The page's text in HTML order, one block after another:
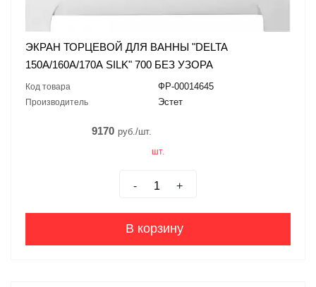
ЭКРАН ТОРЦЕВОЙ ДЛЯ ВАННЫ "DELTA
150А/160А/170А SILK" 700 БЕЗ УЗОРА
Код товара ФР-00014645
Производитель Эстет
9170 руб./шт.
шт.
- +
В корзину